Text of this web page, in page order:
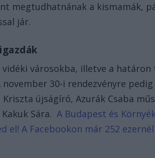
megtudhatnának a kismamák,
jár.
városokba, illetve a
30-i rendezvényre
újságíró, Azurák Csaba
Kakuk Sára.A Budapest és
A Facebookon már 252